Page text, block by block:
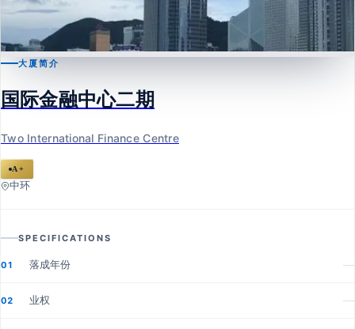
国际金融中心二期
Two International Finance Centre
大厦简介
国际金融中心二期
Two International Finance Centre
A+
中环
SPECIFICATIONS
01 落成年份 —
02 业权 —